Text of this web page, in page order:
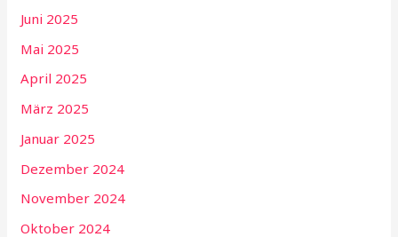
Juni 2025
Mai 2025
April 2025
März 2025
Januar 2025
Dezember 2024
November 2024
Oktober 2024